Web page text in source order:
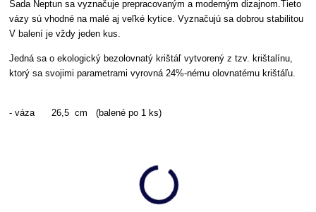
Sada Neptun sa vyznačuje prepracovaným a moderným dizajnom.Tieto
vázy sú vhodné na malé aj veľké kytice. Vyznačujú sa dobrou stabilitou
V balení je vždy jeden kus.
Jedná sa o ekologický bezolovnatý krištáľ vytvorený z tzv. krištalínu,
ktorý sa svojimi parametrami vyrovná 24%-nému olovnatému krištáľu.
- váza 26,5 cm (balené po 1 ks)